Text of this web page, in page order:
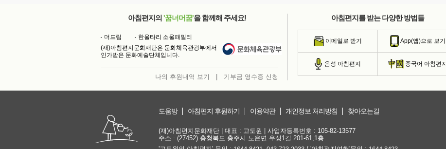
아침편지의 '꿈너머꿈'을 함께해 주세요!
더드림
한울타리 소울패밀리
(재)아침편지문화재단은 문화체육관광부에서
인가받은 문화예술단체입니다.
나의 후원내역 보기 기부금 영수증 신청
아침편지를 받는 다양한 방법들
이메일로 받기 App(앱)으로 보기
음성 아침편지 중국어 아침편지
도움방 아침편지 후원하기 이용약관 개인정보 처리방침 찾아오는길
(재)아침편지문화재단 | 대표 : 고도원 | 사업자등록번호 : 105-82-13577
주소 : (27452) 충청북도 충주시 노은면 우성1길 201-61,1층